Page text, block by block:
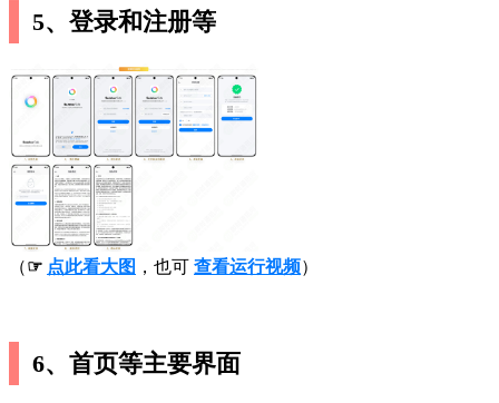
5、登录和注册等
（☞ 点此看大图 ，也可 查看运行视频）
6、首页等主要界面